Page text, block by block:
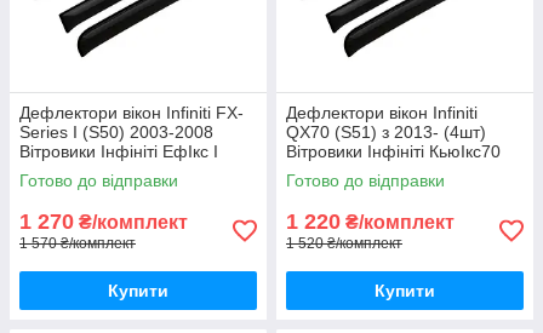
Дефлектори вікон Infiniti FX-
Series I (S50) 2003-2008
Вітровики Інфініті ЕфІкс І
(С50) 2003-2008 дефлектори
4шт
Готово до відправки
1 270 ₴/комплект
1 570 ₴/комплект
Купити
Дефлектори вікон Infiniti
QX70 (S51) з 2013- (4шт)
Вітровики Інфініті КьюІкс70
с51 дефлектори 4шт
Готово до відправки
1 220 ₴/комплект
1 520 ₴/комплект
Купити